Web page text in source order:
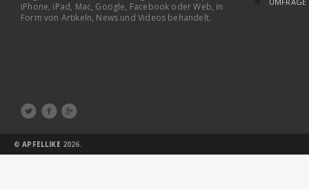
iPhone, iPad, Mac, Google, Facebook oder Web, in
Form von Artikeln, News und Videos behandelt.
  
©APFELLIKE 2026.